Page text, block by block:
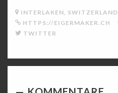
INTERLAKEN, SWITZERLAND
HTTPS://EIGERMAKER.CH
TWITTER